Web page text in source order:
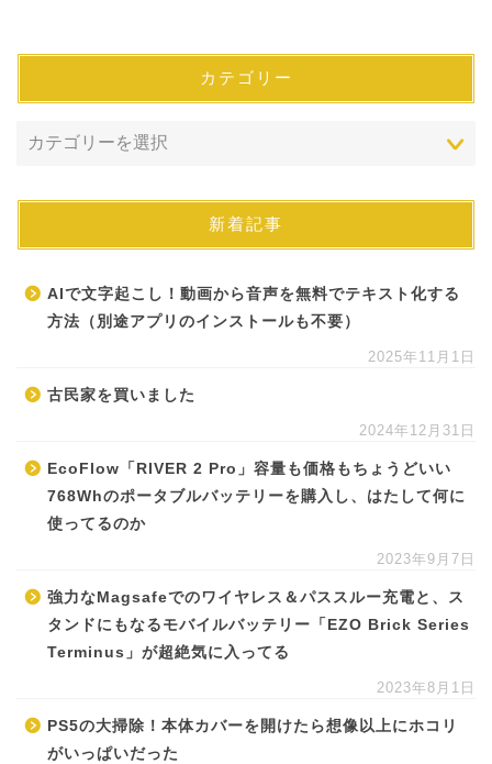
カテゴリー
新着記事
AIで文字起こし！動画から音声を無料でテキスト化する
方法（別途アプリのインストールも不要）
2025年11月1日
古民家を買いました
2024年12月31日
EcoFlow「RIVER 2 Pro」容量も価格もちょうどいい
768Whのポータブルバッテリーを購入し、はたして何に
使ってるのか
2023年9月7日
強力なMagsafeでのワイヤレス＆パススルー充電と、ス
タンドにもなるモバイルバッテリー「EZO Brick Series
Terminus」が超絶気に入ってる
2023年8月1日
PS5の大掃除！本体カバーを開けたら想像以上にホコリ
がいっぱいだった